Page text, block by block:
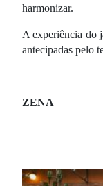
harmonizar.
A experiência do
antecipadas pelo
ZENA